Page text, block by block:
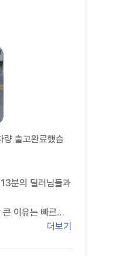
량 출고완료했습
분의 딜러님들과
이유는 빠르고
더보기